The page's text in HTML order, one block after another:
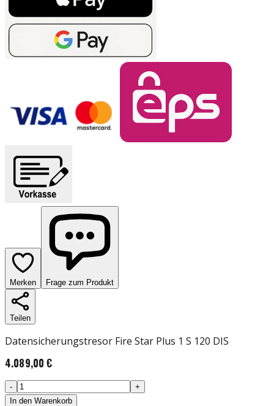
Merken Frage zum Produkt
Teilen
Datensicherungstresor Fire Star Plus 1 S 120 DIS
4.089,00 €
-
+
In den Warenkorb